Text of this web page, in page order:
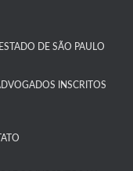
DE SÃO PAULO​
INSCRITOS